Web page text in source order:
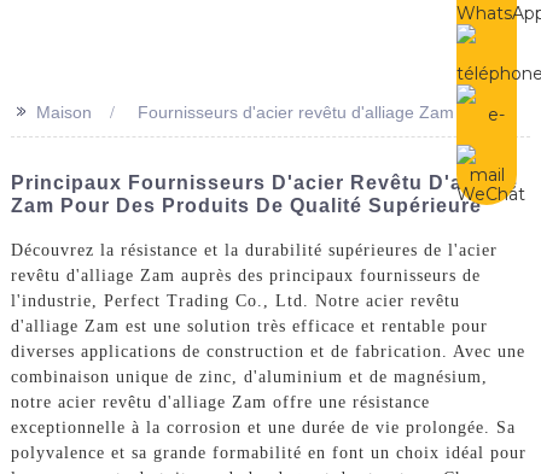
>> Maison Fournisseurs d'acier revêtu d'alliage Zam
Principaux Fournisseurs D'acier Revêtu D'alliage
Zam Pour Des Produits De Qualité Supérieure
Découvrez la résistance et la durabilité supérieures de l'acier
revêtu d'alliage Zam auprès des principaux fournisseurs de
l'industrie, Perfect Trading Co., Ltd. Notre acier revêtu
d'alliage Zam est une solution très efficace et rentable pour
diverses applications de construction et de fabrication. Avec une
combinaison unique de zinc, d'aluminium et de magnésium,
notre acier revêtu d'alliage Zam offre une résistance
exceptionnelle à la corrosion et une durée de vie prolongée. Sa
polyvalence et sa grande formabilité en font un choix idéal pour